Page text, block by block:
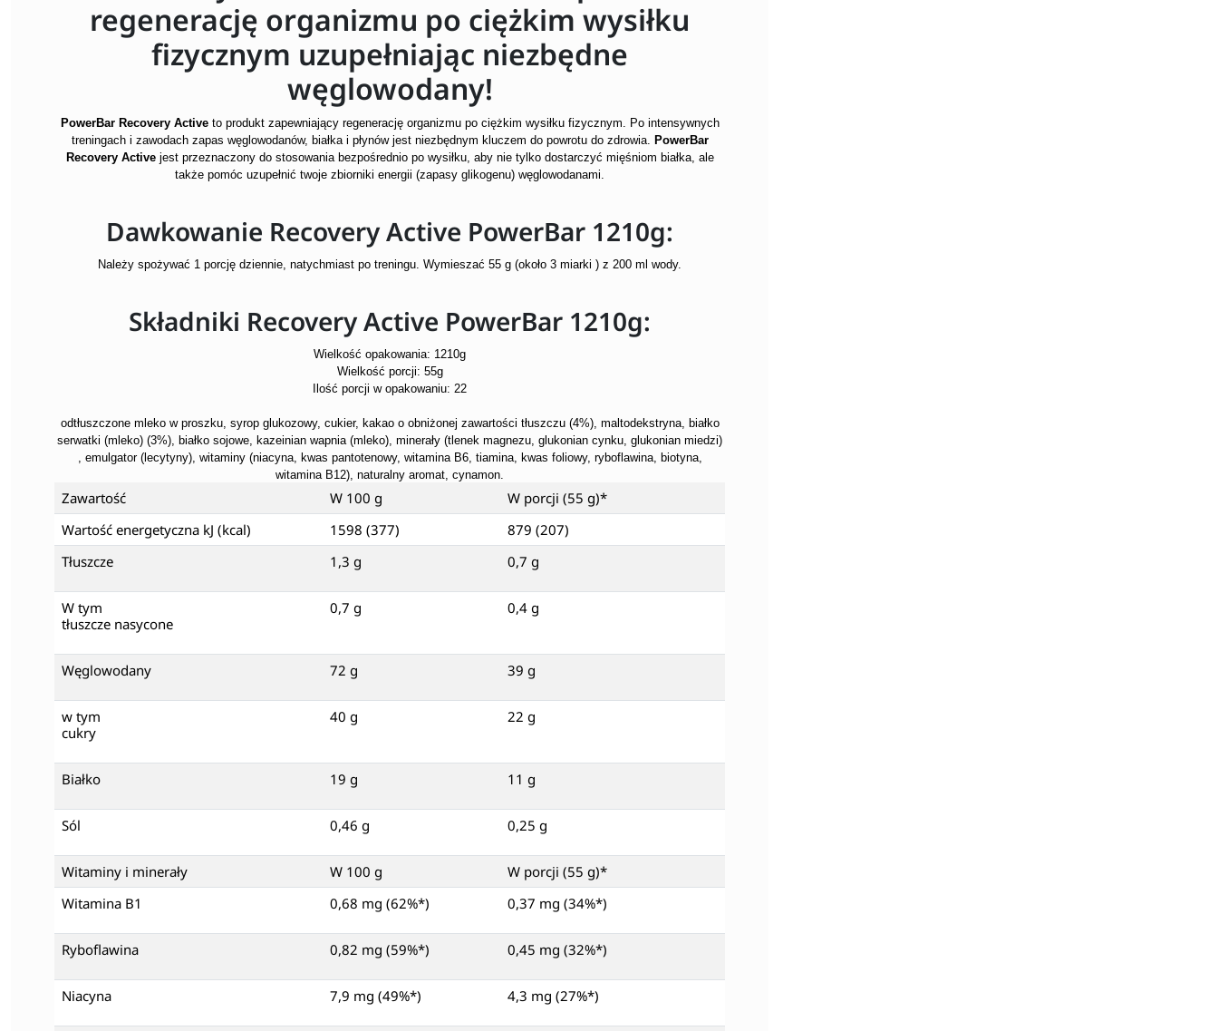
regenerację organizmu po ciężkim wysiłku
fizycznym uzupełniając niezbędne
węglowodany!
PowerBar Recovery Activeto produkt zapewniający regenerację organizmu po ciężkim wysiłku fizycznym. Po intensywnych
treningach i zawodach zapas węglowodanów, białka i płynów jest niezbędnym kluczem do powrotu do zdrowia. PowerBar
Recovery Active jest przeznaczony do stosowania bezpośrednio po wysiłku, aby nie tylko dostarczyć mięśniom białka, ale
także pomóc uzupełnić twoje zbiorniki energii (zapasy glikogenu) węglowodanami.
Dawkowanie Recovery Active PowerBar 1210g:
Należy spożywać 1 porcję dziennie, natychmiast po treningu. Wymieszać 55 g (około 3 miarki ) z 200 ml wody.
Składniki Recovery Active PowerBar 1210g:
Wielkość opakowania: 1210g
Wielkość porcji: 55g
Ilość porcji w opakowaniu: 22
odtłuszczone mleko w proszku, syrop glukozowy, cukier, kakao o obniżonej zawartości tłuszczu (4%), maltodekstryna, białko
serwatki (mleko) (3%), białko sojowe, kazeinian wapnia (mleko), minerały (tlenek magnezu, glukonian cynku, glukonian miedzi)
, emulgator (lecytyny), witaminy (niacyna, kwas pantotenowy, witamina B6, tiamina, kwas foliowy, ryboflawina, biotyna,
witamina B12), naturalny aromat, cynamon.
Zawartość W 100 g
W porcji (55 g)*
Wartość energetyczna kJ (kcal)
1598 (377)
879 (207)
Tłuszcze
1,3 g 0,7 g
W tym
tłuszcze nasycone
0,7 g 0,4 g
Węglowodany 72 g 39 g
w tym
cukry
40 g 22 g
Białko 19 g 11 g
Sól 0,46 g 0,25 g
Witaminy i minerały W 100 g
W porcji (55 g)*
Witamina B1
0,68 mg (62%*) 0,37 mg (34%*)
Ryboflawina 0,82 mg (59%*) 0,45 mg (32%*)
Niacyna 7,9 mg (49%*) 4,3 mg (27%*)